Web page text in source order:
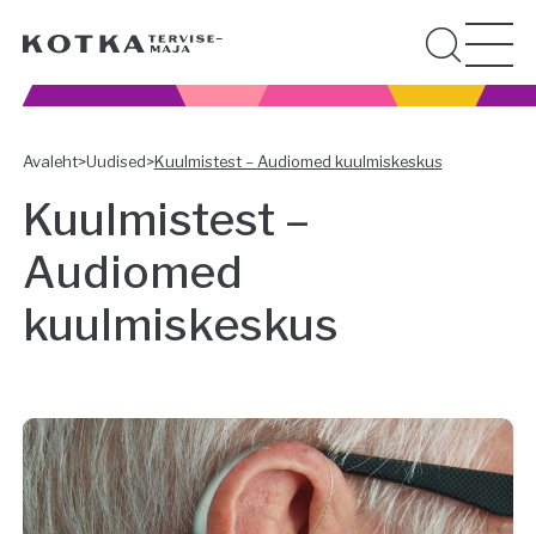
Avaleht>Uudised>Kuulmistest – Audiomed kuulmiskeskus
Kuulmistest –
Audiomed
kuulmiskeskus